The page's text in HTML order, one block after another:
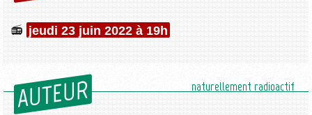
jeudi 23 juin 2022 à 19h
AUTEUR naturellement radioactif